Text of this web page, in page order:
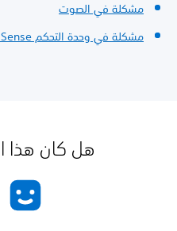
مشكلة في الصوت
مشكلة في وحدة التحكم DualSense المرتبطة
هل كان هذا